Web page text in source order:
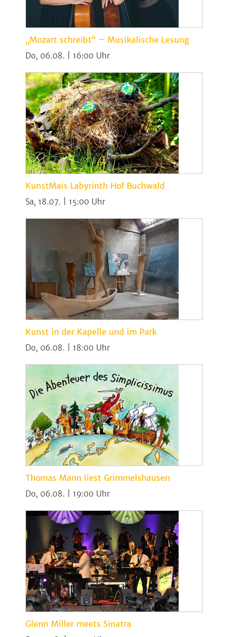
„Mozart schreibt“ – Musikalische Lesung
Do, 06.08. | 16:00
KunstMais Labyrinth Hof Buchwald
Sa, 18.07. | 15:00
Kunst in der Kapelle und im Park
Do, 06.08. | 18:00
Thomas Mann liest Grimmelshausen
Do, 06.08. | 19:00
Glenn Miller meets Sinatra